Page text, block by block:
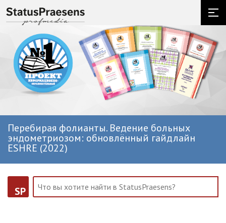
Перебирая фолианты. Ведение больных
эндометриозом: обновлённый гайдлайн
ESHRE (2022)
SP